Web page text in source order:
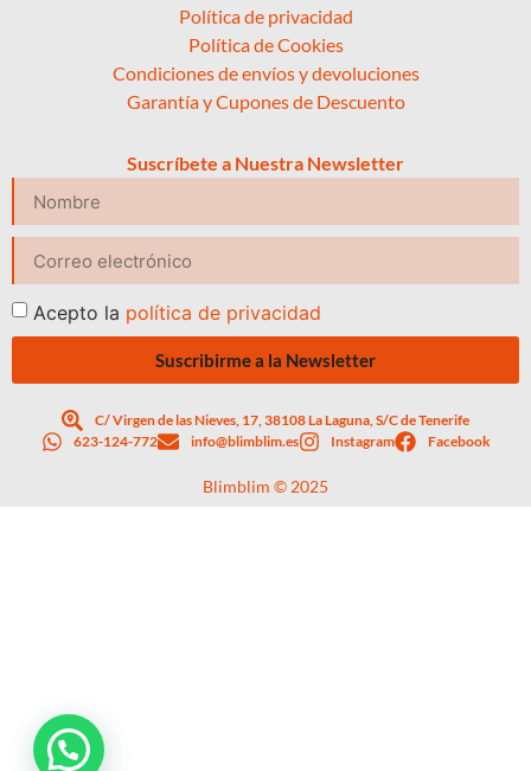
Política de privacidad
Política de Cookies
Condiciones de envíos y devoluciones
Garantía y Cupones de Descuento
Suscríbete a Nuestra Newsletter
Acepto la política de privacidad
Suscribirme a la Newsletter
C/ Virgen de las Nieves, 17, 38108 La Laguna, S/C de Tenerife
623-124-772
info@blimblim.es Instagram Facebook
Blimblim © 2025